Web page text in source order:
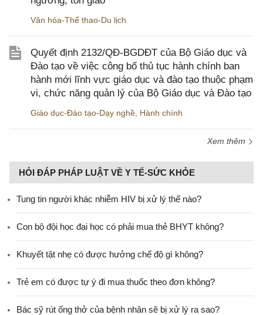
Văn hóa-Thể thao-Du lịch
Quyết định 2132/QĐ-BGDĐT của Bộ Giáo dục và
Đào tạo về việc công bố thủ tục hành chính ban
hành mới lĩnh vực giáo dục và đào tạo thuộc phạm
vi, chức năng quản lý của Bộ Giáo dục và Đào tạo
Giáo dục-Đào tạo-Dạy nghề Hành chính
Xem thêm
HỎI ĐÁP PHÁP LUẬT VỀ Y TẾ-SỨC KHỎE
Tung tin người khác nhiễm HIV bị xử lý thế nào?
Con bộ đội học đại học có phải mua thẻ BHYT không?
Khuyết tật nhẹ có được hưởng chế độ gì không?
Trẻ em có được tự ý đi mua thuốc theo đơn không?
Bác sỹ rút ống thở của bệnh nhân sẽ bị xử lý ra sao?